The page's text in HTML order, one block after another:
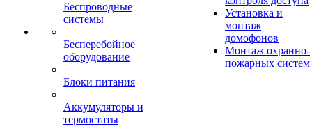
Беспроводные
системы
Бесперебойное
оборудование
Блоки питания
Аккумуляторы и
термостаты
Установка и
монтаж
домофонов
Монтаж охранно-
пожарных систем